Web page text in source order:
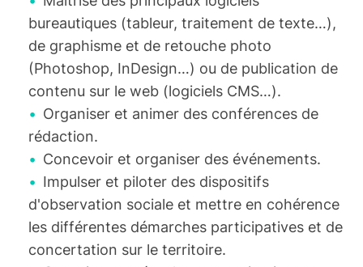
bureautiques (tableur, traitement de texte…),
de graphisme et de retouche photo
(Photoshop, InDesign…) ou de publication de
contenu sur le web (logiciels CMS…).
Organiser et animer des conférences de
rédaction.
Concevoir et organiser des événements.
Impulser et piloter des dispositifs
d'observation sociale et mettre en cohérence
les différentes démarches participatives et de
concertation sur le territoire.